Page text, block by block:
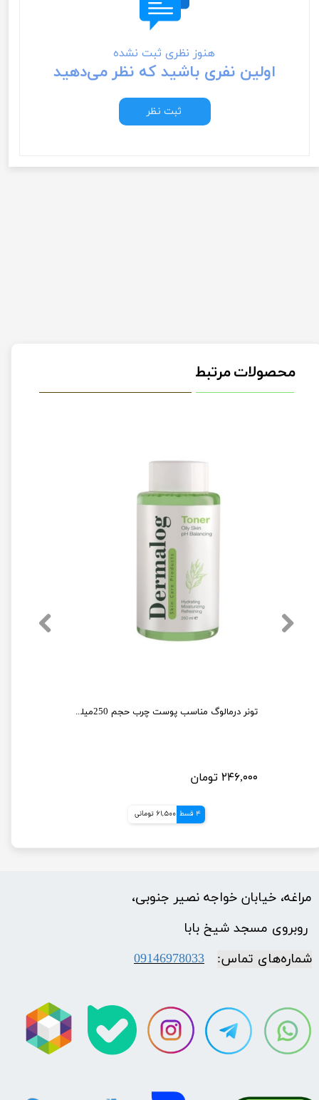
هنوز نظری ثبت نشده
اولین نفری باشید که نظر می‌دهید
ثبت نظر
محصولات مرتبط
تونر درمالوگ مناسب پوست چرب حجم 250میلی لیتر
۲۴۶,۰۰۰ تومان
4 قسط 61,500 تومانی
مراغه، خیابان خواجه نصیر جنوبی،
​​​​​​​ روبروی مسجد شیخ بابا
شماره‌‌های تماس:
09146978033